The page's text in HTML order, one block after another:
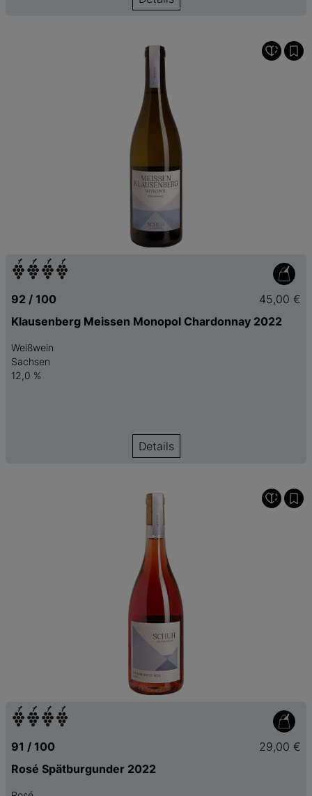
92 / 100
45,00 €
Klausenberg Meissen Monopol Chardonnay 2022
Weißwein
Sachsen
12,0 %
Details
91 / 100
29,00 €
Rosé Spätburgunder 2022